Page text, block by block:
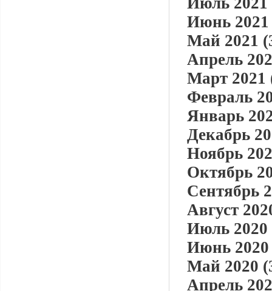
Июнь 2021
Май 2021
Апрель
Март 2021
Февраль
Январь
Декабрь
Ноябрь
Октябрь
Сентябрь
Август
Июль 2020
Июнь 2020
Май 2020
Апрель